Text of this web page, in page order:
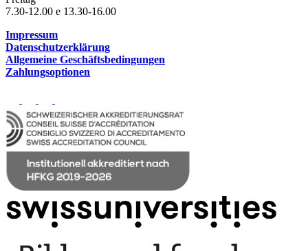
7.30-12.00 e 13.30-16.00
Impressum
Datenschutzerklärung
Allgemeine Geschäftsbedingungen
Zahlungsoptionen